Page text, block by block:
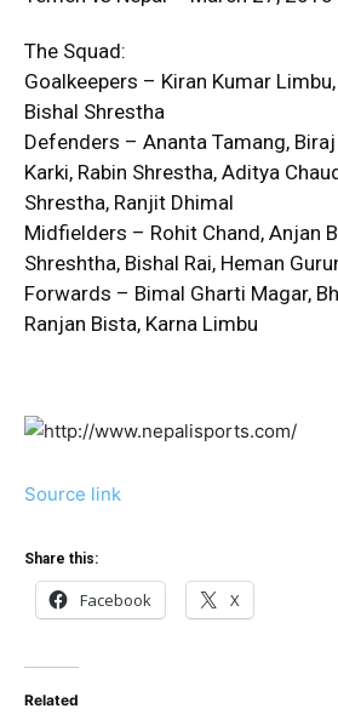
The Squad:
Goalkeepers – Kiran Kumar
Bishal Shrestha
Defenders – Ananta Tamang,
Karki, Rabin Shrestha, Aditya
Shrestha, Ranjit Dhimal
Midfielders – Rohit Chand, Anjan
Shreshtha, Bishal Rai, Heman
Forwards – Bimal Gharti Magar,
Ranjan Bista, Karna Limbu
Source link
Share this:
Facebook X
Related